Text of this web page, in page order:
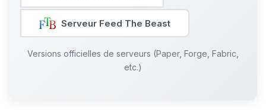
Serveur Feed The Beast
Versions officielles de serveurs (Paper, Forge, Fabric,
etc.)